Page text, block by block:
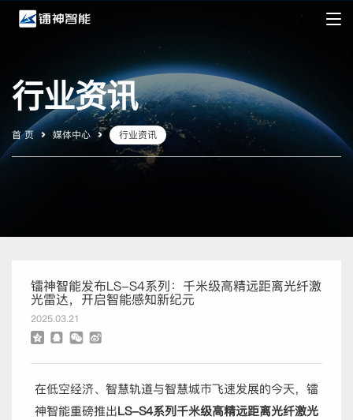
行业资讯
首 页 媒体中心 行业资讯
镭神智能发布LS-S4系列：千米级高精远距离光纤激
光雷达，开启智能感知新纪元
2025.03.21
在低空经济、智慧轨道与智慧城市飞速发展的今天，镭
神智能重磅推出LS-S4系列千米级高精远距离光纤激光